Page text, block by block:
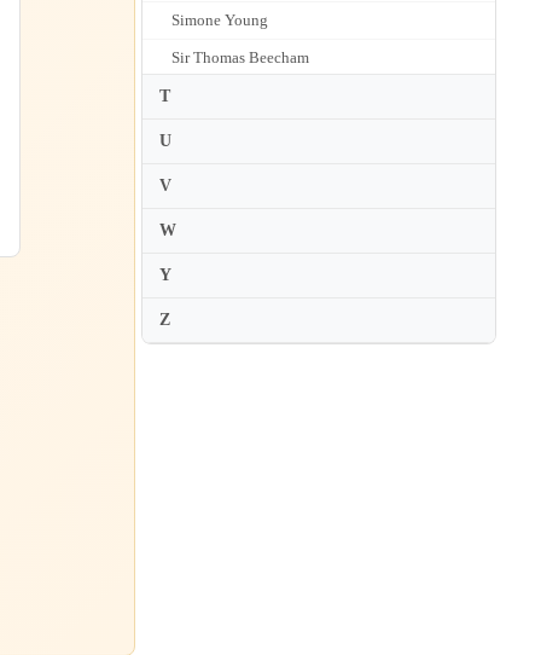
Simone Young
Sir Thomas Beecham
T
U
V
W
Y
Z